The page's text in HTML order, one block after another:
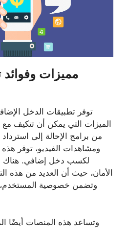
مميزات
توفر تطبيقات الدخل
الميزات التي يمكن أن تتكيف مع
من برامج الإحالة إلى
ومشاهدات الفيديو، توفر
لكسب دخل إضافي. هناك
الأمان، حيث أن العديد من هذه
وتضمن خصوصية المستخدم،
وتساعد هذه المنصات أيضًا